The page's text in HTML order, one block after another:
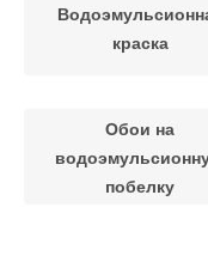
краска
Обои на
побелку